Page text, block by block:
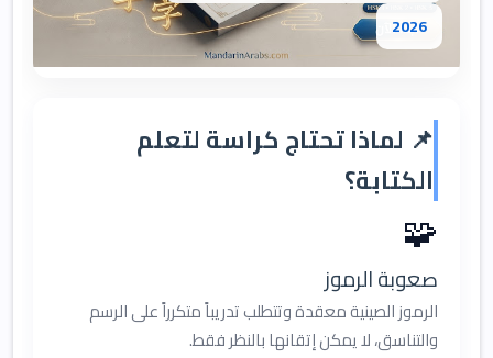
2026
📌 لماذا تحتاج كراسة لتعلم
الكتابة؟
🧩
صعوبة الرموز
الرموز الصينية معقدة وتتطلب تدريباً متكرراً على الرسم
والتناسق، لا يمكن إتقانها بالنظر فقط.